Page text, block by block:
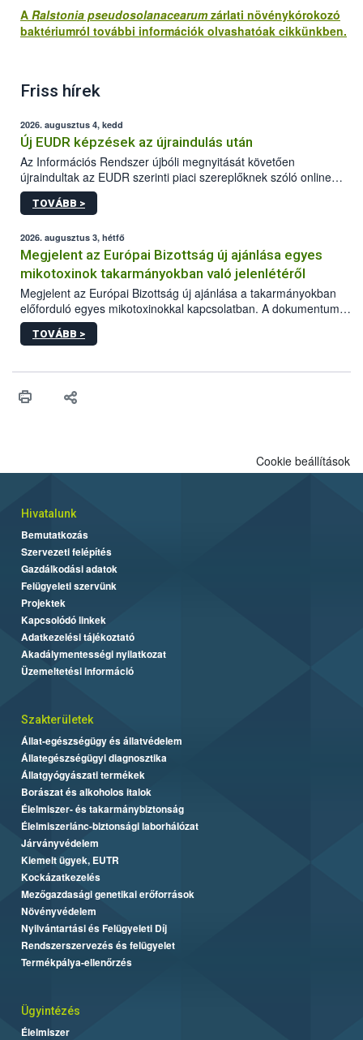
A Ralstonia pseudosolanacearumzárlati növénykórokozó
baktériumról további információk olvashatóak cikkünkben.
Friss hírek
2026. augusztus 4, kedd
Új EUDR képzések az újraindulás után
Az Információs Rendszer újbóli megnyitását követően
újraindultak az EUDR szerinti piaci szereplőknek szóló online
képzések.
TOVÁBB >
2026. augusztus 3, hétfő
Megjelent az Európai Bizottság új ajánlása egyes
mikotoxinok takarmányokban való jelenlétéről
Megjelent az Európai Bizottság új ajánlása a takarmányokban
előforduló egyes mikotoxinokkal kapcsolatban. A dokumentum
2027-től új irányértékek alkalmazását írja elő, és a jelenleg
hatályos uniós ajánlások helyébe lép.
TOVÁBB >
Cookie beállítások
Hivatalunk
Bemutatkozás
Szervezeti felépítés
Gazdálkodási adatok
Felügyeleti szervünk
Projektek
Kapcsolódó linkek
Adatkezelési tájékoztató
Akadálymentességi nyilatkozat
Üzemeltetési információ
Szakterületek
Állat-egészségügy és állatvédelem
Állategészségügyi diagnosztika
Állatgyógyászati termékek
Borászat és alkoholos italok
Élelmiszer- és takarmánybiztonság
Élelmiszerlánc-biztonsági laborhálózat
Járványvédelem
Kiemelt ügyek, EUTR
Kockázatkezelés
Mezőgazdasági genetikai erőforrások
Növényvédelem
Nyilvántartási és Felügyeleti Díj
Rendszerszervezés és felügyelet
Termékpálya-ellenőrzés
Ügyintézés
Élelmiszer